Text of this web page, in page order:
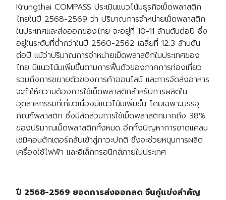
Krungthai COMPASS ประเมินแนวโน้มธุรกิจเม็ดพลาสติก
ไทยในปี 2568-2569 ว่า ปริมาณการจำหน่ายเม็ดพลาสติก
ในประเทศและส่งออกของไทย จะอยู่ที่ 10-11 ล้านตันต่อปี ซึ่ง
อยู่ในระดับที่ต่ำกว่าในปี 2560-2562 เฉลี่ยที่ 12.3 ล้านตัน
ต่อปี แม้ว่าปริมาณการจำหน่ายเม็ดพลาสติกในประเทศของ
ไทย มีแนวโน้มเพิ่มขึ้นตามการฟื้นตัวของภาคการท่องเที่ยว
รวมถึงการขยายตัวของการค้าออนไลน์ และการจัดส่งอาหาร
จะทำให้ความต้องการใช้เม็ดพลาสติกสำหรับการผลิตใน
อุตสาหกรรมที่เกี่ยวเนื่องมีแนวโน้มเพิ่มขึ้น โดยเฉพาะบรรจุ
ภัณฑ์พลาสติก ซึ่งมีสัดส่วนการใช้เม็ดพลาสติกมากถึง 38%
ของปริมาณเม็ดพลาสติกทั้งหมด อีกทั้งปัญหาการขาดแคลน
เซมิคอนดักเตอร์กลับเข้าสู่ภาวะปกติ ซึ่งจะช่วยหนุนการผลิต
เครื่องใช้ไฟฟ้า และอิเล็กทรอนิกส์ภายในประเทศ
ปี 2568-2569 ยอดการส่งออกลด จีนคู่แข่งสำคัญ